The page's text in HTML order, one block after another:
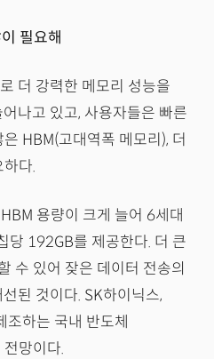
필요해
더 강력한 메모리 성능을
나고 있고, 사용자들은 빠른
HBM(고대역폭 메모리), 더
다.
용량이 크게 늘어 6세대
당 192GB를 제공한다. 더 큰
수 있어 잦은 데이터 전송의
된 것이다. SK하이닉스,
하는 국내 반도체
전망이다.